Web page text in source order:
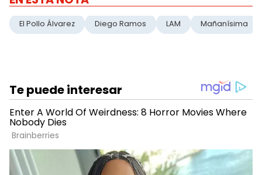
El Pollo Álvarez Diego Ramos LAM Mañanísima